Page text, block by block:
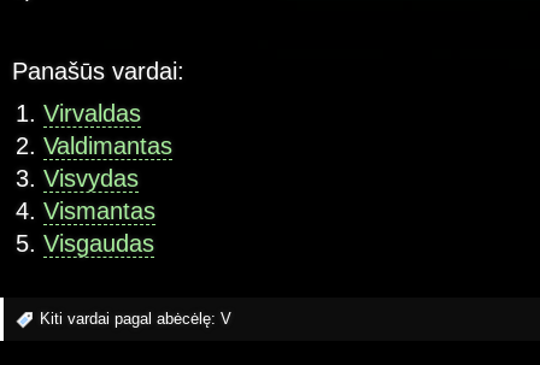
Panašūs vardai:
Virvaldas
Valdimantas
Visvydas
Vismantas
Visgaudas
Kiti vardai pagal abėcėlę: V